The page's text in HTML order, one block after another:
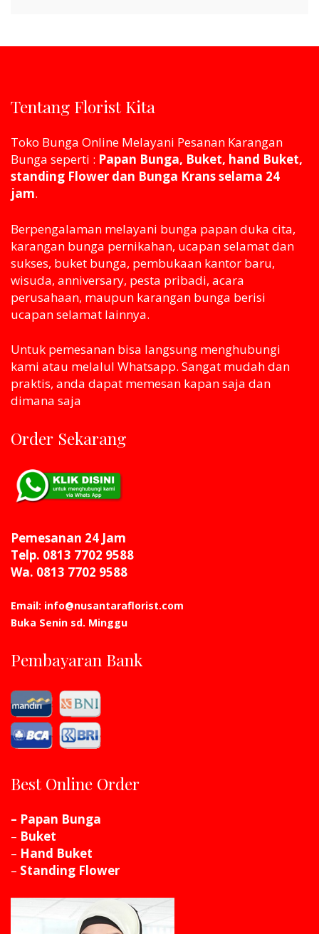
Tentang Florist Kita
Toko Bunga Online Melayani Pesanan Karangan
Bunga seperti : Papan Bunga, Buket, hand Buket,
standing Flower dan Bunga Krans selama 24
jam.
Berpengalaman melayani bunga papan duka cita,
karangan bunga pernikahan, ucapan selamat dan
sukses, buket bunga, pembukaan kantor baru,
wisuda, anniversary, pesta pribadi, acara
perusahaan, maupun karangan bunga berisi
ucapan selamat lainnya.
Untuk pemesanan bisa langsung menghubungi
kami atau melaluI Whatsapp. Sangat mudah dan
praktis, anda dapat memesan kapan saja dan
dimana saja
Order Sekarang
Pemesanan 24 Jam
Telp. 0813 7702 9588
Wa. 0813 7702 9588
Email: info@nusantaraflorist.com
Buka Senin sd. Minggu
Pembayaran Bank
Best Online Order
– Papan Bunga
– Buket
– Hand Buket
– Standing Flower